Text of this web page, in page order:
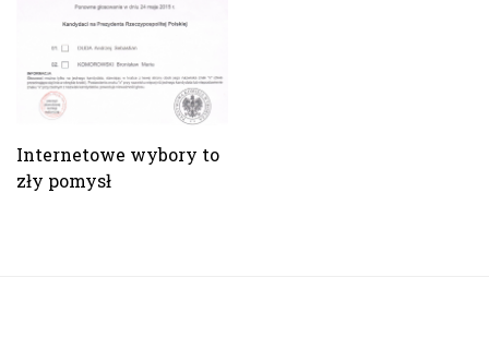
Internetowe wybory to
zły pomysł